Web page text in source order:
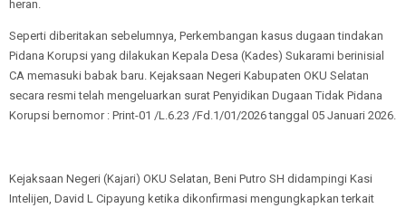
heran.
Seperti diberitakan sebelumnya, Perkembangan kasus dugaan tindakan
Pidana Korupsi yang dilakukan Kepala Desa (Kades) Sukarami berinisial
CA memasuki babak baru. Kejaksaan Negeri Kabupaten OKU Selatan
secara resmi telah mengeluarkan surat Penyidikan Dugaan Tidak Pidana
Korupsi bernomor : Print-01 /L.6.23 /Fd.1/01/2026 tanggal 05 Januari 2026.
Kejaksaan Negeri (Kajari) OKU Selatan, Beni Putro SH didampingi Kasi
Intelijen, David L Cipayung ketika dikonfirmasi mengungkapkan terkait